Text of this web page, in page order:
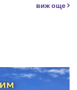
виж още